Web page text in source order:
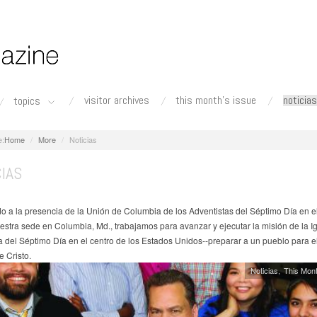
topics visitor archives this month's issue noticias
Home More Noticias
a la presencia de la Unión de Columbia de los Adventistas del Séptimo Día en
sede en Columbia, Md., trabajamos para avanzar y ejecutar la misión de la
del Séptimo Día en el centro de los Estados Unidos--preparar a un pueblo para
Cristo.
Noticias This